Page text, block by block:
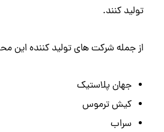
تولید کنند.
از جمله شرکت های تولید کننده این
جهان پلاستیک
کیش ترموس
سراب